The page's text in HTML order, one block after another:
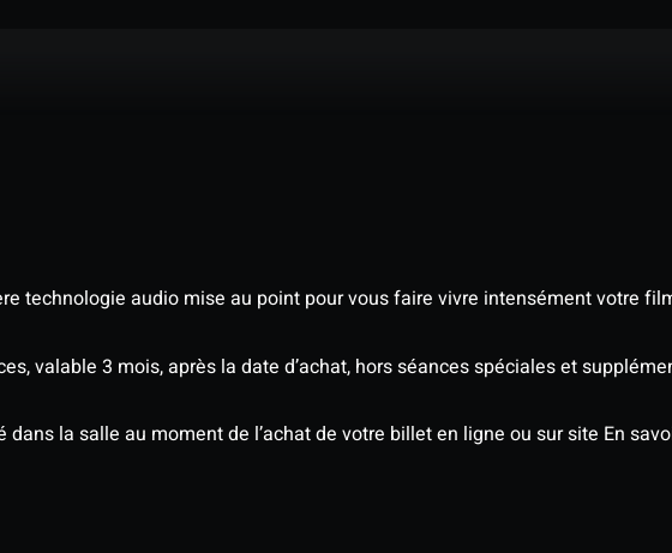
technologie audio mise au point pour vous faire vivre intensément votre
valable 3 mois, après la date d’achat, hors séances spéciales et
la salle au moment de l’achat de votre billet en ligne ou sur site En